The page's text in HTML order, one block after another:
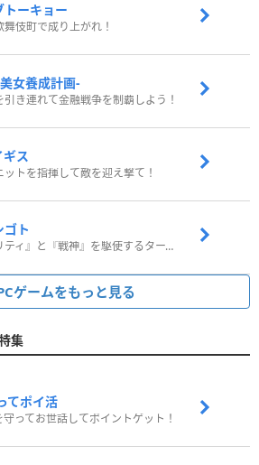
トーキョー
伎町で成り上がれ！
女養成計画-
き連れて金融戦争を制覇しよう！
ギス
トを指揮して敵を迎え撃て！
ゴト
武器の『アビリティ』と『戦神』を駆使するターン制コマンドバトルRPG！
ゲームをもっと見る
集
てポイ活
守ってお世話してポイントゲット！